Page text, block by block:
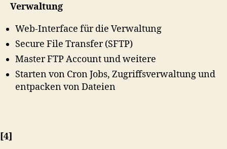
Verwaltung
Web-Interface für die Verwaltung
Secure File Transfer (SFTP)
Master FTP Account und weitere
Starten von Cron Jobs, Zugriffsverwaltung und
entpacken von Dateien
[4]